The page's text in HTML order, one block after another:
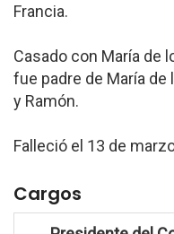
Francia.
Casado con María de
fue padre de María de
y Ramón.
Falleció el 13 de
Cargos